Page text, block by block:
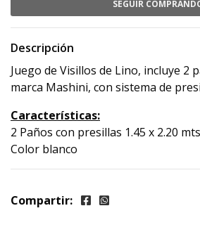
SEGUIR
Descripción
Juego de Visillos de Lino, incluye 2
marca Mashini, con sistema de
Características:
2 Paños con presillas 1.45 x 2.20
Color blanco
Compartir: